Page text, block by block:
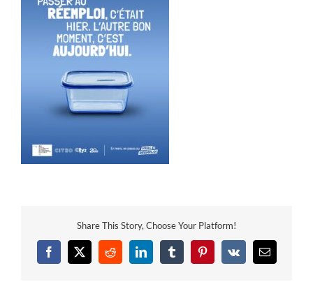
Share This Story, Choose Your Platform!
Facebook
X RedditLinkedInTumblrPinterest
Vk Email